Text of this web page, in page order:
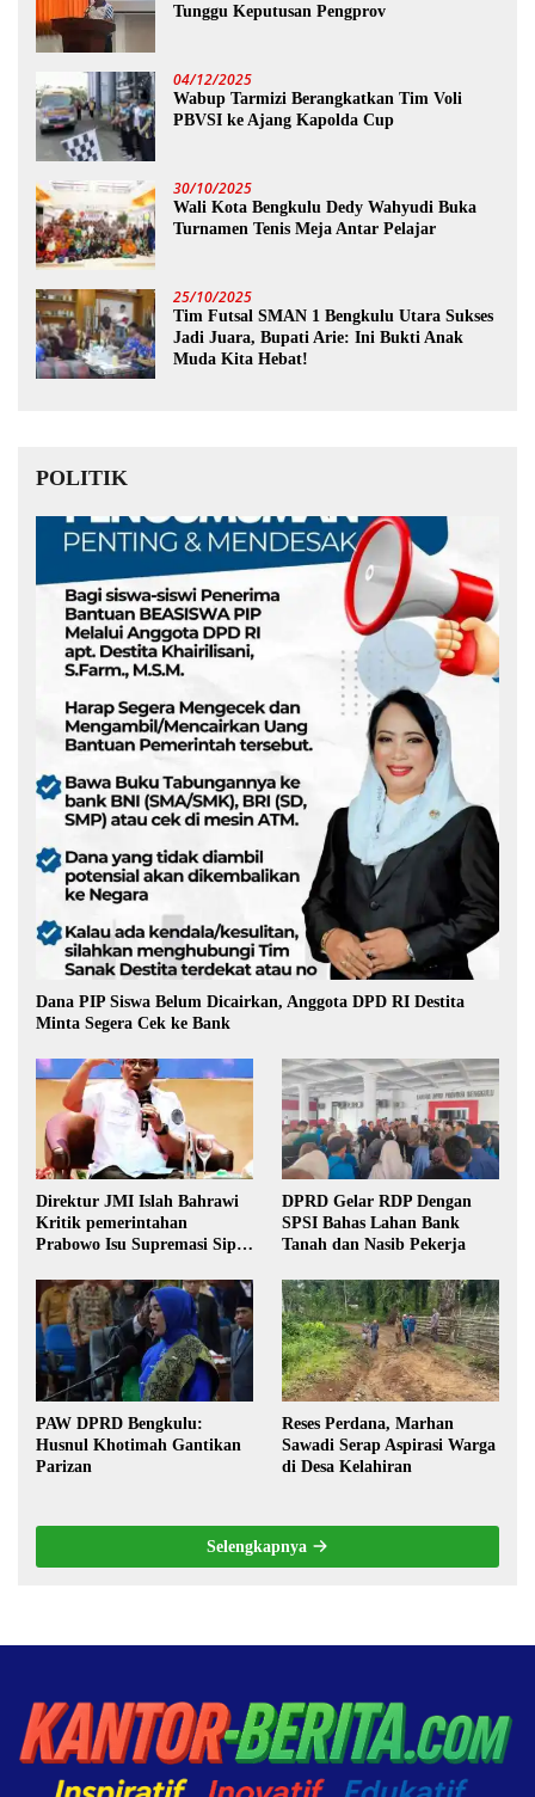
Tunggu Keputusan Pengprov
04/12/2025
Wabup Tarmizi Berangkatkan Tim Voli
PBVSI ke Ajang Kapolda Cup
30/10/2025
Wali Kota Bengkulu Dedy Wahyudi Buka
Turnamen Tenis Meja Antar Pelajar
25/10/2025
Tim Futsal SMAN 1 Bengkulu Utara Sukses
Jadi Juara, Bupati Arie: Ini Bukti Anak
Muda Kita Hebat!
POLITIK
Dana PIP Siswa Belum Dicairkan, Anggota DPD RI Destita
Minta Segera Cek ke Bank
Direktur JMI Islah Bahrawi
Kritik pemerintahan
Prabowo Isu Supremasi Sipil,
Pilkada oleh DPRD
DPRD Gelar RDP Dengan
SPSI Bahas Lahan Bank
Tanah dan Nasib Pekerja
PAW DPRD Bengkulu:
Husnul Khotimah Gantikan
Parizan
Reses Perdana, Marhan
Sawadi Serap Aspirasi Warga
di Desa Kelahiran
Selengkapnya